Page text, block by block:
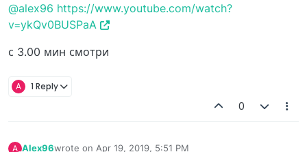
@alex96 https://www.youtube.com/watch?
v=ykQv0BUSPaA
с 3.00 мин смотри
A 1 Reply
0
A Alex96wrote on Apr 19, 2019, 5:51 PM